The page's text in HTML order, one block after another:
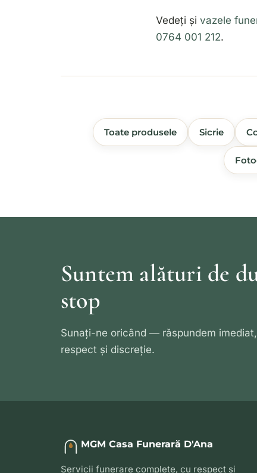
Vedeți și vazele
0764 001 212.
Toate produsele Sicrie
Suntem alături de
stop
Sunați-ne oricând — răspundem
respect și discreție.
MGM Casa Funerară D'Ana
Servicii funerare complete, cu respect și